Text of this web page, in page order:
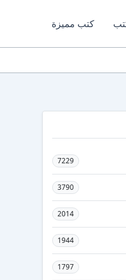
كتب مميزة
7229
3790
2014
1944
1797